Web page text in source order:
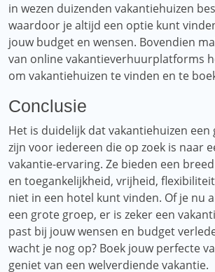
in wezen duizenden vakantiehuizen
waardoor je altijd een optie kunt
jouw budget en wensen. Bovendien
van online vakantieverhuurplatforms
om vakantiehuizen te vinden en te
Conclusie
Het is duidelijk dat vakantiehuizen een
zijn voor iedereen die op zoek is naar
vakantie-ervaring. Ze bieden een
en toegankelijkheid, vrijheid,
niet in een hotel kunt vinden. Of je nu
een grote groep, er is zeker een
past bij jouw wensen en budget
wacht je nog op? Boek jouw perfecte
geniet van een welverdiende vakantie.